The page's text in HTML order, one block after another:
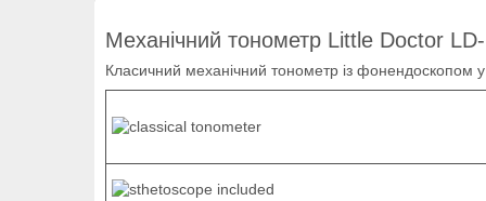
Механічний тонометр Little Doctor
Класичний механічний тонометр із фонендоскопом